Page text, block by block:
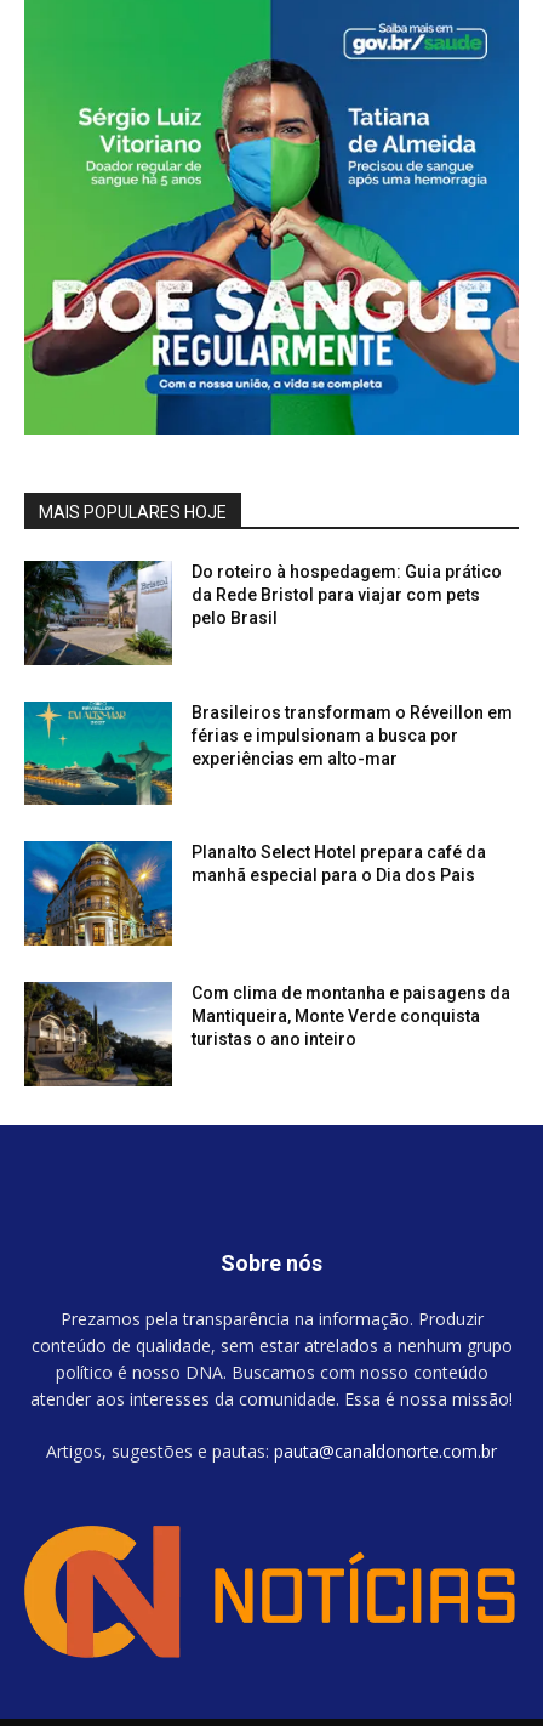
MAIS POPULARES HOJE
Do roteiro à hospedagem: Guia prático
da Rede Bristol para viajar com pets
pelo Brasil
Brasileiros transformam o Réveillon em
férias e impulsionam a busca por
experiências em alto-mar
Planalto Select Hotel prepara café da
manhã especial para o Dia dos Pais
Com clima de montanha e paisagens da
Mantiqueira, Monte Verde conquista
turistas o ano inteiro
Sobre nós
Prezamos pela transparência na informação. Produzir
conteúdo de qualidade, sem estar atrelados a nenhum grupo
político é nosso DNA. Buscamos com nosso conteúdo
atender aos interesses da comunidade. Essa é nossa missão!
Artigos, sugestões e pautas: pauta@canaldonorte.com.br